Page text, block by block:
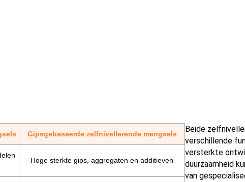
Gipsgebaseerde zelfnivellerende mengsels
Hoge sterkte gips, aggregaten en additieven
Beide
verschillende
versterkte
duurzaamheid
van